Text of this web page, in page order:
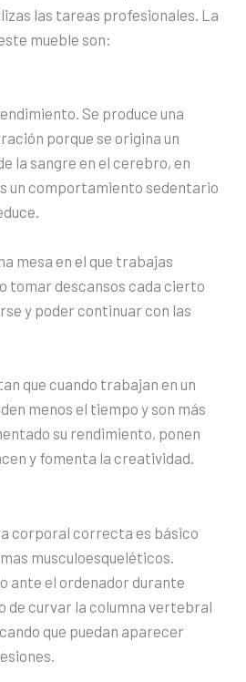
las tareas profesionales. La
mueble son:
Se produce una
porque se origina un
la sangre en el cerebro, en
un comportamiento sedentario
mesa en el que trabajas
tomar descansos cada cierto
y poder continuar con las
que cuando trabajan en un
menos el tiempo y son más
su rendimiento, ponen
y fomenta la creatividad.
corporal correcta es básico
musculoesqueléticos.
ante el ordenador durante
de curvar la columna vertebral
que puedan aparecer